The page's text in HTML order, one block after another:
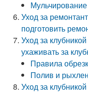
Уход за
подготовить
Уход за
ухаживать за
Правила
Полив и
Уход за